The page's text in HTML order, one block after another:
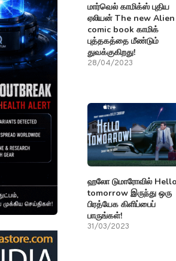
மார்வெல் காமிக்ஸ் புதிய
ஏலியன் The new Alien
comic book காமிக்
புத்தகத்தை மீண்டும்
துவக்குகிறது!
28/04/2023
ஹலோ டுமாரோவில் Hello
tomorrow இருந்து ஒரு
பிரத்யேக கிளிப்பைப்
பாருங்கள்!
31/03/2023